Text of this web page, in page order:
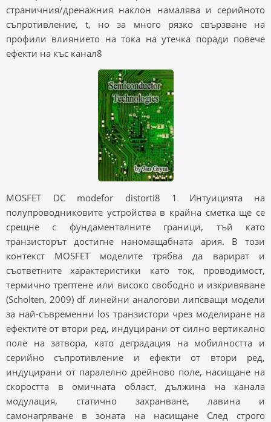
страничния/дренажния наклон намалява и серийното
съпротивление, t, но за много рязко свързване на
профили влиянието на тока на утечка поради повече
ефекти на къс канал8
MOSFET DC modefor distorti8 1 Интуицията на
полупроводниковите устройства в крайна сметка ще се
срещне с фундаменталните граници, тъй като
транзисторът достигне наномащабната ария. В този
контекст MOSFET моделите трябва да варират и
съответните характеристики като ток, проводимост,
термично трептене или високо свободно и изкривяване
(Scholten, 2009) df линейни аналогови липсващи модели
за най-съвременни los транзистори чрез моделиране на
ефектите от втори ред, индуцирани от силно вертикално
поле на затвора, като деградация на мобилността и
серийно съпротивление и ефекти от втори ред,
индуцирани от паралелно дрейново поле, насищане на
скоростта в омичната област, дължина на канала
модулация, статично захранване, лавина и
самонагряване в зоната на насищане След строго